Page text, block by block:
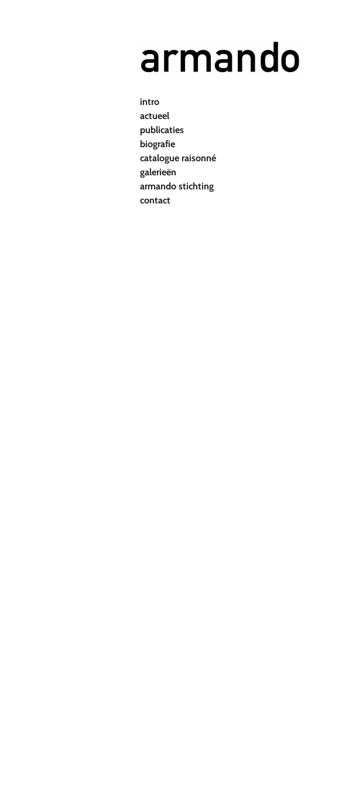
intro
actueel
publicaties
biografie
catalogue raisonné
galerieën
armando stichting
contact